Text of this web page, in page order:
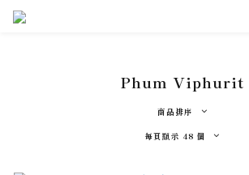
Phum Viphurit
商品排序
每頁顯示 48 個